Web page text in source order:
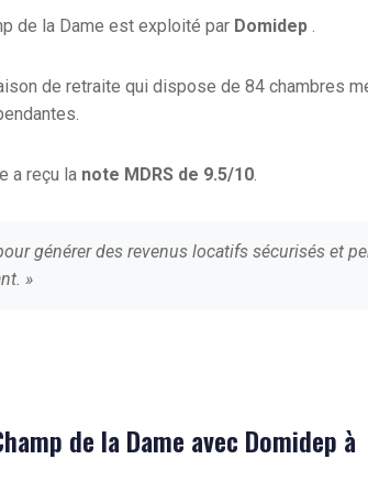
de la Dame est exploité par Domidep .
de retraite qui dispose de 84 chambres
a reçu la note MDRS de 9.5/10.
générer des revenus locatifs sécurisés et
»
de la Dame avec Domidep à